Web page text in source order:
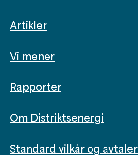
Artikler
Vi mener
Rapporter
Om Distriktsenergi
Standard vilkår og avtaler